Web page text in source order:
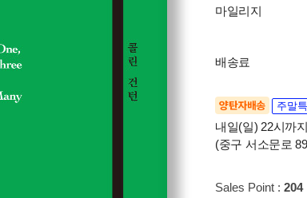
마일리지
배송료
양탄자배송 주말
내일(일) 22시까
(중구 서소문로
Sales Point : 204